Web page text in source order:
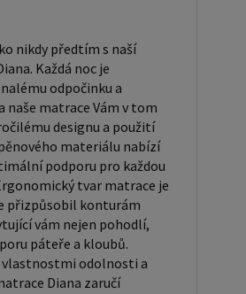
studentském pokoji,
pokojích. Námi nabízené
matrací, nočními stolky,
prostorem. Postele o
cm a 140x200 cm jsou
komfortní jednolůžka. Tento
pro jednotlivce, kteří
než standardní jednolůžko
160x200 cm a 180x200 cm
pro dvoulůžkovou
postele se ujistěte, že máte
nikdy předtím s naší
Každá noc je
odpočinku a
naše matrace Vám v tom
designu a použití
materiálu nabízí
podporu pro každou
tvar matrace je
přizpůsobil konturám
vám nejen pohodlí,
páteře a kloubů.
vlastnostmi odolnosti a
Diana zaručí